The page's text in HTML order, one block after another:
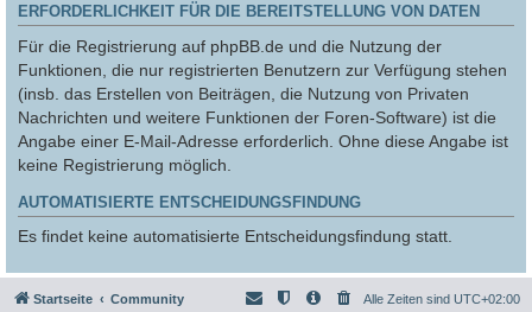
ERFORDERLICHKEIT FÜR DIE BEREITSTELLUNG VON DATEN
Für die Registrierung auf phpBB.de und die Nutzung der
Funktionen, die nur registrierten Benutzern zur Verfügung stehen
(insb. das Erstellen von Beiträgen, die Nutzung von Privaten
Nachrichten und weitere Funktionen der Foren-Software) ist die
Angabe einer E-Mail-Adresse erforderlich. Ohne diese Angabe ist
keine Registrierung möglich.
AUTOMATISIERTE ENTSCHEIDUNGSFINDUNG
Es findet keine automatisierte Entscheidungsfindung statt.
Startseite Community Alle Zeiten sind UTC+02:00